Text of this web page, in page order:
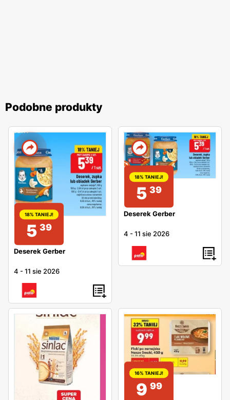
Podobne produkty
18% TANIEJ!
5 39
Deserek Gerber
4 -11 sie 2026
18% TANIEJ!
5 39
Deserek Gerber
4 -11 sie 2026
16% TANIEJ!
9 99